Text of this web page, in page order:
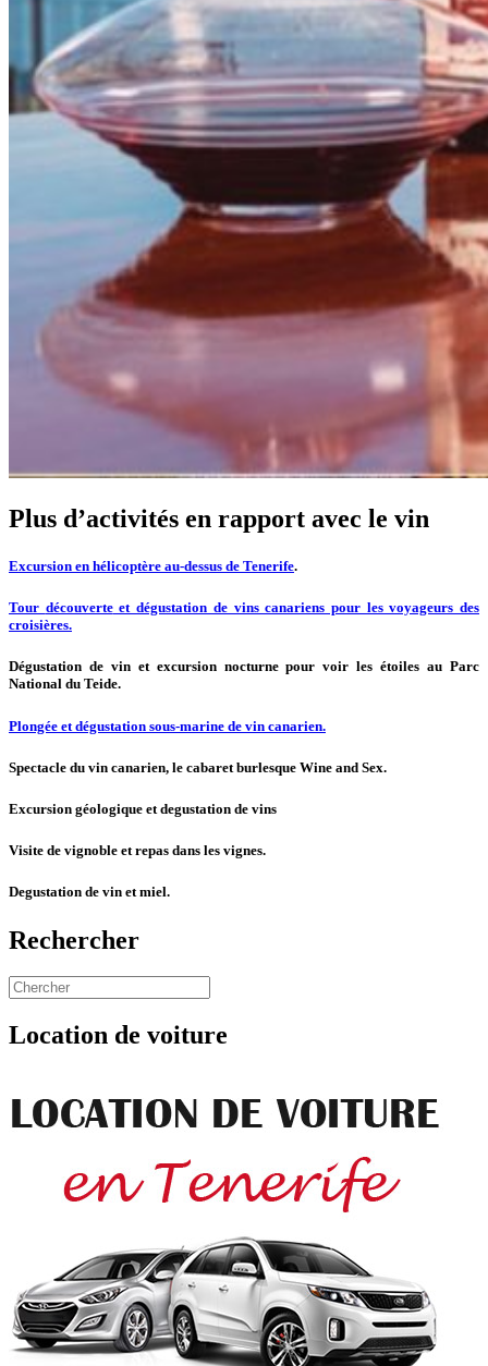
Plus d’activités en rapport avec le vin
Excursion en hélicoptère au-dessus de Tenerife.
Tour découverteet dégustation de vins canariens pour les voyageurs des
croisières.
Dégustation de vin et excursion nocturne pour voir les étoiles au Parc
National du Teide.
Plongée et dégustation sous-marine de vin canarien.
Spectacle du vin canarien, le cabaret burlesque Wine and Sex.
Excursion géologique et degustation de vins
Visite de vignoble et repas dans les vignes.
Degustation de vin et miel.
Rechercher
Location de voiture